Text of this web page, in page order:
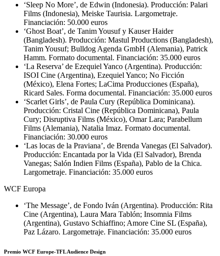
‘Sleep No More’, de Edwin (Indonesia). Producción: Palari
Films (Indonesia), Meiske Taurisia. Largometraje.
Financiación: 50.000 euros
‘Ghost Boat’, de Tanim Yousuf y Kauser Haider
(Bangladesh). Producción: Mastul Productions (Bangladesh),
Tanim Yousuf; Bulldog Agenda GmbH (Alemania), Patrick
Hamm. Formato documental. Financiación: 35.000 euros
‘La Reserva’ de Ezequiel Yanco (Argentina). Producción:
ISOI Cine (Argentina), Ezequiel Yanco; No Ficción
(México), Elena Fortes; LaCima Producciones (España),
Ricard Sales. Forma documental. Financiación: 35.000 euros
‘Scarlet Girls’, de Paula Cury (República Dominicana).
Producción: Cristal Cine (República Dominicana), Paula
Cury; Disruptiva Films (México), Omar Lara; Parabellum
Films (Alemania), Natalia Imaz. Formato documental.
Financiación: 30.000 euros
‘Las locas de la Praviana’, de Brenda Vanegas (El Salvador).
Producción: Encantada por la Vida (El Salvador), Brenda
Vanegas; Salón Indien Films (España), Pablo de la Chica.
Largometraje. Financiación: 35.000 euros
WCF Europa
‘The Message’, de Fondo Iván (Argentina). Producción: Rita
Cine (Argentina), Laura Mara Tablón; Insomnia Films
(Argentina), Gustavo Schiaffino; Amore Cine SL (España),
Paz Lázaro. Largometraje. Financiación: 35.000 euros
Premio WCF Europe-TFL Audience Design